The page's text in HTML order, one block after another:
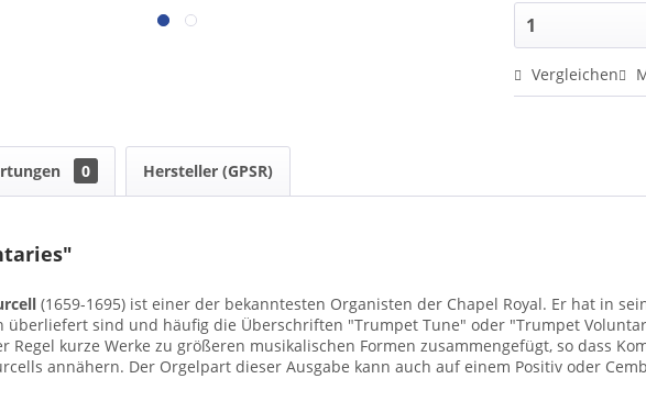
Vergleichen
0 Hersteller (GPSR)
(1659-1695) ist einer der bekanntesten Organisten der Chapel Royal. Er hat in
überliefert sind und häufig die Überschriften "Trumpet Tune" oder "Trumpet
Regel kurze Werke zu größeren musikalischen Formen zusammengefügt, so dass
annähern. Der Orgelpart dieser Ausgabe kann auch auf einem Positiv oder